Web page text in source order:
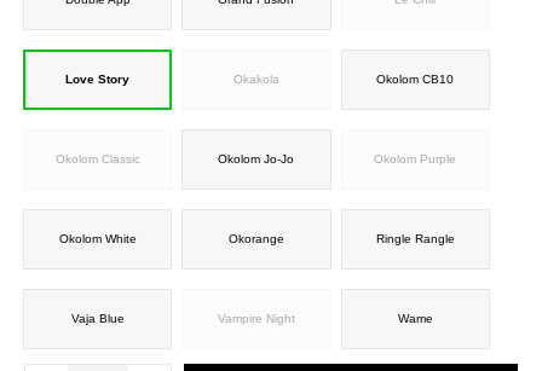
Love Story Okakola Okolom CB10
Okolom Classic Okolom Jo-Jo Okolom Purple
Okolom White Okorange Ringle Rangle
Vaja Blue Vampire Night Wame